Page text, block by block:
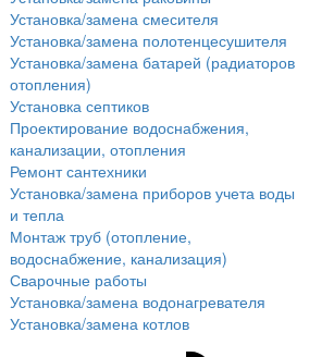
Установка/замена смесителя
Установка/замена полотенцесушителя
Установка/замена батарей (радиаторов
отопления)
Установка септиков
Проектирование водоснабжения,
канализации, отопления
Ремонт сантехники
Установка/замена приборов учета воды
и тепла
Монтаж труб (отопление,
водоснабжение, канализация)
Сварочные работы
Установка/замена водонагревателя
Установка/замена котлов